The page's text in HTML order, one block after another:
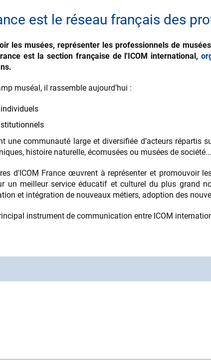
est le réseau français des
les musées, représenter les professionnels de
est la section française de l'ICOM international,
muséal, il rassemble aujourd’hui :
une communauté large et diversifiée d’acteurs répartis
histoire naturelle, écomusées ou musées de société...
d'ICOM France œuvrent à représenter et promouvoir
un meilleur service éducatif et culturel du plus grand
et intégration de nouveaux métiers, adoption des
instrument de communication entre ICOM